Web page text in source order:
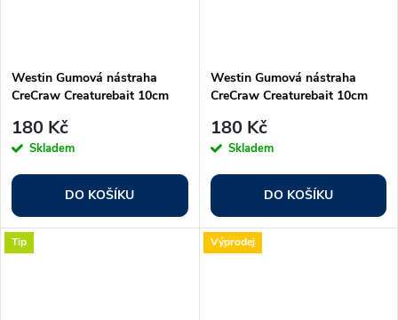
Westin Gumová nástraha
CreCraw Creaturebait 10cm
180 Kč
Skladem
DO KOŠÍKU
Westin Gumová nástraha
CreCraw Creaturebait 10cm
180 Kč
Skladem
DO KOŠÍKU
Tip Výprodej